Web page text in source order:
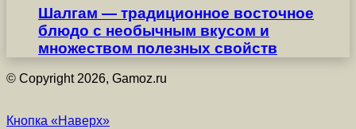
Шалгам — традиционное восточное
блюдо с необычным вкусом и
множеством полезных свойств
© Copyright 2026, Gamoz.ru
Кнопка «Наверх»